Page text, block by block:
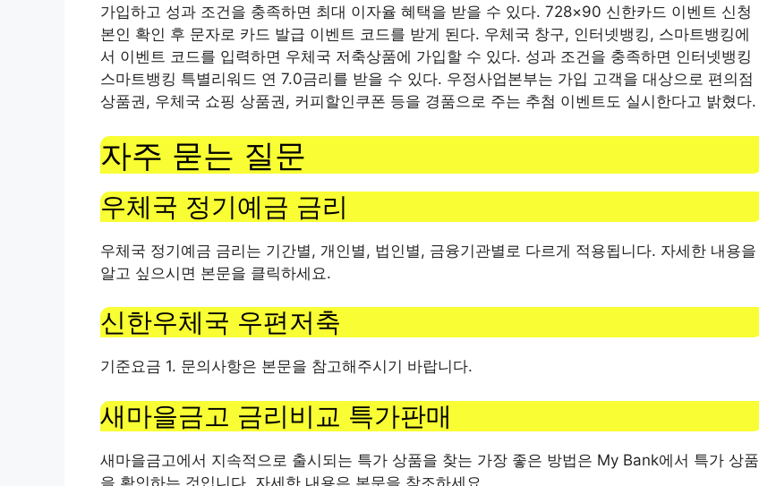
가입하고 성과 조건을 충족하면 최대 이자율 혜택을 받을 수 있다. 728×90 신한카드 이벤트 신청
본인 확인 후 문자로 카드 발급 이벤트 코드를 받게 된다. 우체국 창구, 인터넷뱅킹, 스마트뱅킹에
서 이벤트 코드를 입력하면 우체국 저축상품에 가입할 수 있다. 성과 조건을 충족하면 인터넷뱅킹
스마트뱅킹 특별리워드 연 7.0금리를 받을 수 있다. 우정사업본부는 가입 고객을 대상으로 편의점
상품권, 우체국 쇼핑 상품권, 커피할인쿠폰 등을 경품으로 주는 추첨 이벤트도 실시한다고 밝혔다.
자주 묻는 질문
우체국 정기예금 금리
우체국 정기예금 금리는 기간별, 개인별, 법인별, 금융기관별로 다르게 적용됩니다. 자세한 내용을
알고 싶으시면 본문을 클릭하세요.
신한우체국 우편저축
기준요금 1. 문의사항은 본문을 참고해주시기 바랍니다.
새마을금고 금리비교 특가판매
새마을금고에서 지속적으로 출시되는 특가 상품을 찾는 가장 좋은 방법은 My Bank에서 특가 상품
을 확인하는 것입니다. 자세한 내용은 본문을 참조하세요.